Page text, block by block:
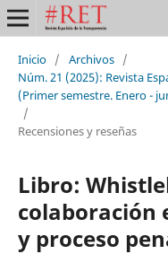
Inicio / Archivos /
Núm. 21 (2025): Revista
(Primer semestre. Enero -
/
Recensiones y reseñas
Libro:
colaboración
y proceso